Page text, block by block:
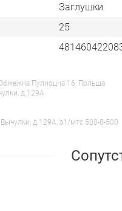
Заглушки
25
Пулноцна 16, Польша
д.129А
д.129А, a1/мтс 500-8-500